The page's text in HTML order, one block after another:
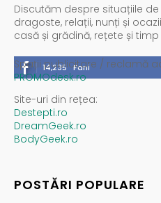
Discutăm despre situațiile
dragoste, relații, nunți și
casă și grădină, rețete și timp
14,235 Fani
Spații publicitare / reclamă
PROMOdesk.ro
Site-uri din rețea:
Destepti.ro
DreamGeek.ro
BodyGeek.ro
POSTĂRI POPULARE